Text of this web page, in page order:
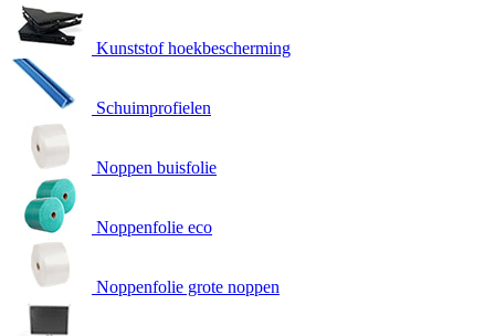
Kunststof hoekbescherming
Schuimprofielen
Noppen buisfolie
Noppenfolie eco
Noppenfolie grote noppen